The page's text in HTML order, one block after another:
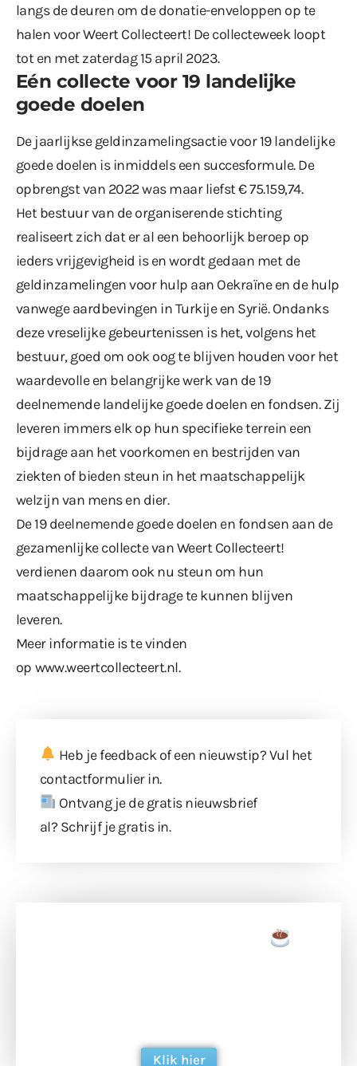
langs de deuren om de donatie-enveloppen op te
halen voor Weert Collecteert! De collecteweek loopt
tot en met zaterdag 15 april 2023.
Eén collecte voor 19 landelijke
goede doelen
De jaarlijkse geldinzamelingsactie voor 19 landelijke
goede doelen is inmiddels een succesformule. De
opbrengst van 2022 was maar liefst € 75.159,74.
Het bestuur van de organiserende stichting
realiseert zich dat er al een behoorlijk beroep op
ieders vrijgevigheid is en wordt gedaan met de
geldinzamelingen voor hulp aan Oekraïne en de hulp
vanwege aardbevingen in Turkije en Syrië. Ondanks
deze vreselijke gebeurtenissen is het, volgens het
bestuur, goed om ook oog te blijven houden voor het
waardevolle en belangrijke werk van de 19
deelnemende landelijke goede doelen en fondsen. Zij
leveren immers elk op hun specifieke terrein een
bijdrage aan het voorkomen en bestrijden van
ziekten of bieden steun in het maatschappelijk
welzijn van mens en dier.
De 19 deelnemende goede doelen en fondsen aan de
gezamenlijke collecte van Weert Collecteert!
verdienen daarom ook nu steun om hun
maatschappelijke bijdrage te kunnen blijven
leveren.
Meer informatie is te vinden
op www.weertcollecteert.nl.
Heb je feedback of een nieuwstip? Vul het
contactformulierin.
Ontvang je de gratis nieuwsbrief
al? Schrijf je gratis in.
Klik hier